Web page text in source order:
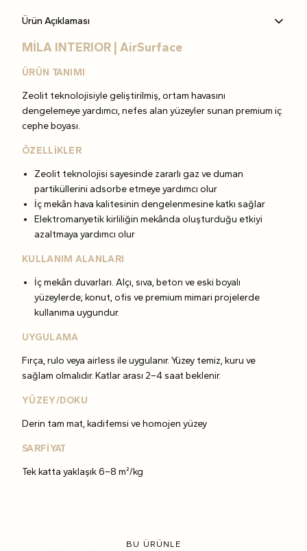
Ürün Açıklaması
MİLA INTERIOR | AirSurface
ÜRÜN TANIMI
Zeolit teknolojisiyle geliştirilmiş, ortam havasını
dengelemeye yardımcı, nefes alan yüzeyler sunan premium iç
cephe boyası.
ÖZELLİKLER
Zeolit teknolojisi sayesinde zararlı gaz ve duman
partiküllerini adsorbe etmeye yardımcı olur
İç mekân hava kalitesinin dengelenmesine katkı sağlar
Elektromanyetik kirliliğin mekânda oluşturduğu etkiyi
azaltmaya yardımcı olur
KULLANIM ALANLARI
İç mekân duvarları. Alçı, sıva, beton ve eski boyalı
yüzeylerde; konut, ofis ve premium mimari projelerde
kullanıma uygundur.
UYGULAMA
Fırça, rulo veya airless ile uygulanır. Yüzey temiz, kuru ve
sağlam olmalıdır. Katlar arası 2–4 saat beklenir.
YÜZEY/DOKU
Derin tam mat, kadifemsi ve homojen yüzey
SARFİYAT
Tek katta yaklaşık 6–8 m²/kg
BU ÜRÜNLE